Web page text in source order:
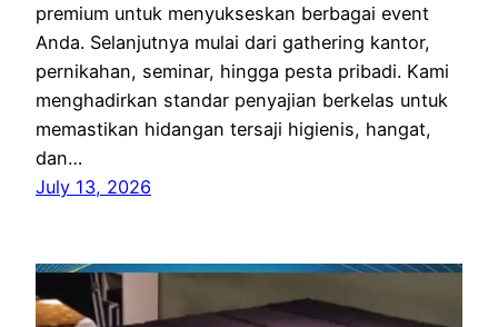
premium untuk menyukseskan berbagai event
Anda. Selanjutnya mulai dari gathering kantor,
pernikahan, seminar, hingga pesta pribadi. Kami
menghadirkan standar penyajian berkelas untuk
memastikan hidangan tersaji higienis, hangat,
dan…
July 13, 2026